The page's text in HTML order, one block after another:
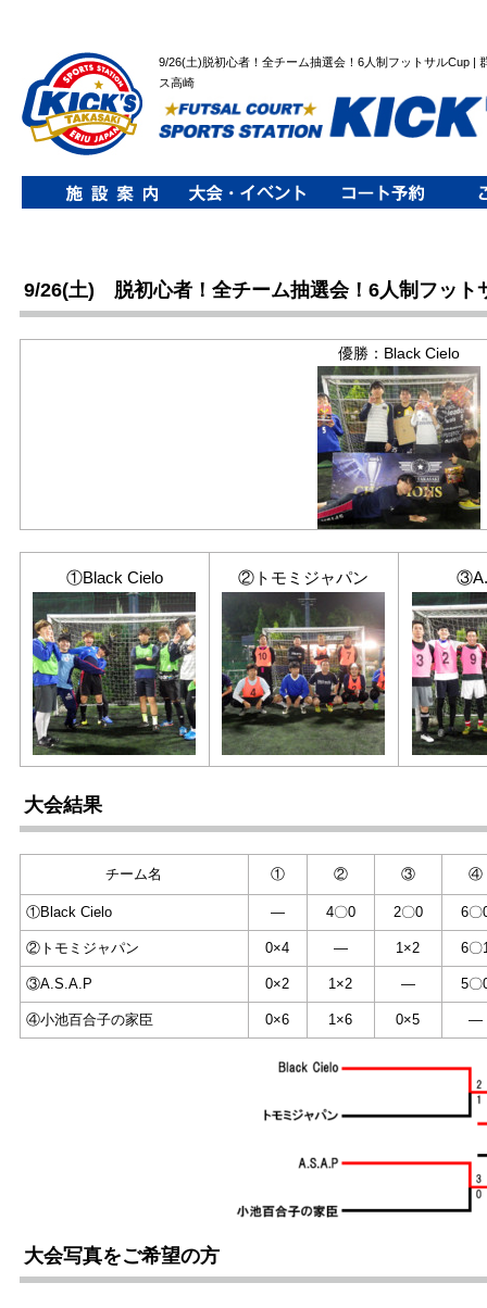
9/26(土)脱初心者！全チーム抽選会！6人制フットサルCup |
ス高崎
9/26(土) 脱初心者！全チーム抽選会！6人制フット
優勝：Black Cielo
①Black Cielo ②トモミジャパン
大会結果
チーム名 ① ② ③ ④
①Black Cielo — 4〇0 2〇0 6〇
②トモミジャパン 0×4 — 1×2 6〇
③A.S.A.P 0×2 1×2 — 5〇
④小池百合子の家臣 0×6 1×6 0×5 —
大会写真をご希望の方